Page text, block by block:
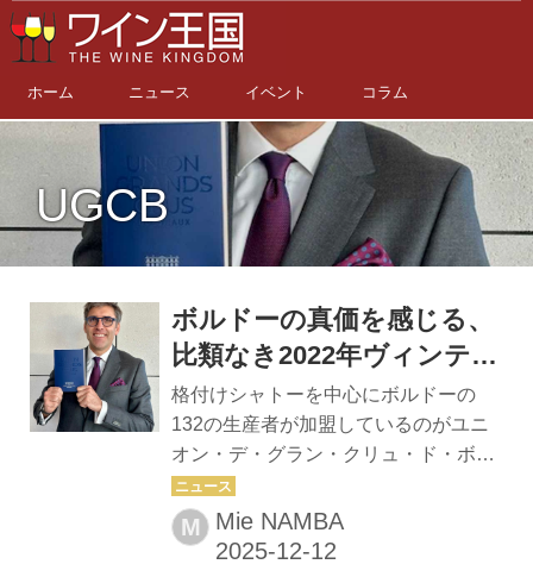
ホーム ニュース イベント コラム
UGCB
ボルドーの真価を感じる、
比類なき2022年ヴィンテー
ジ
格付けシャトーを中心にボルドーの
132の生産者が加盟しているのがユニ
オン・デ・グラン・クリュ・ド・ボル
ドー（UGCB）だ。UGCBによる試飲
会開催に際し、会長のフランソワ=グ
ザビエ・マロトー氏が来日。最新のヴ
M Mie NAMBA